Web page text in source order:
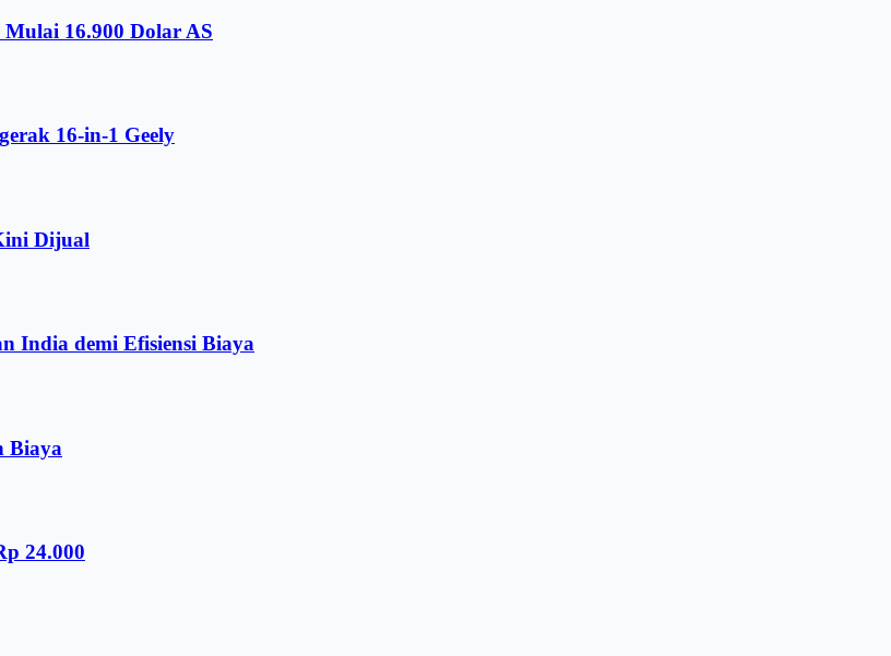
16.900 Dolar AS
16-in-1 Geely
Dijual
India demi Efisiensi Biaya
Biaya
24.000